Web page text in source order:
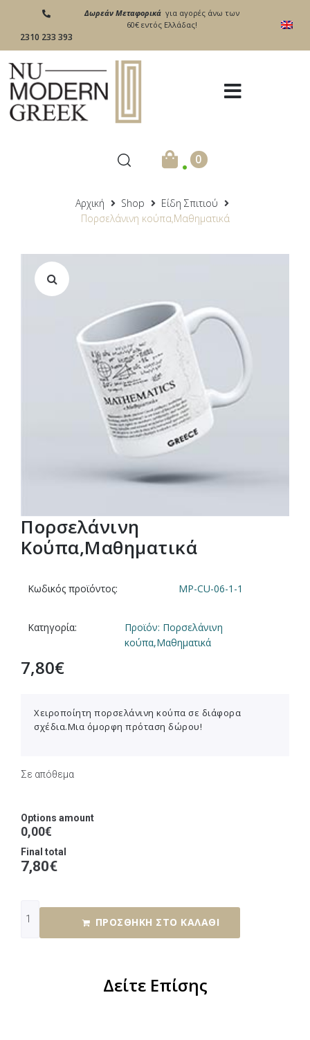
2310 233 393
Δωρεάν Μεταφορικά για αγορές άνω των
60€ εντός Ελλάδας!
. 0
Αρχική Shop
Είδη Σπιτιού
Πορσελάνινη κούπα,Μαθηματικά
Πορσελάνινη
Κούπα,Μαθηματικά
Κωδικός προϊόντος: MP-CU-06-1-1
Κατηγορία:
Προϊόν: Πορσελάνινη
κούπα,Μαθηματικά
7,80€
Χειροποίητη πορσελάνινη κούπα σε διάφορα
σχέδια.Μια όμορφη πρόταση δώρου!
Σε απόθεμα
Options amount
0,00€
Final total
7,80€
ΠΡΟΣΘΉΚΗ ΣΤΟ ΚΑΛΆΘΙ
Δείτε Επίσης